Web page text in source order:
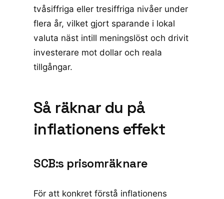
tvåsiffriga eller tresiffriga nivåer under
flera år, vilket gjort sparande i lokal
valuta näst intill meningslöst och drivit
investerare mot dollar och reala
tillgångar.
Så räknar du på
inflationens effekt
SCB:s prisomräknare
För att konkret förstå inflationens